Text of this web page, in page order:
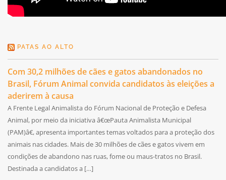
PATAS AO ALTO
Com 30,2 milhões de cães e gatos abandonados no
Brasil, Fórum Animal convida candidatos às eleições a
aderirem à causa
A Frente Legal Animalista do Fórum Nacional de Proteção e Defesa
Animal, por meio da iniciativa â€œPauta Animalista Municipal
(PAM)â€, apresenta importantes temas voltados para a proteção dos
animais nas cidades. Mais de 30 milhões de cães e gatos vivem em
condições de abandono nas ruas, fome ou maus-tratos no Brasil.
Destinada a candidatos a […]